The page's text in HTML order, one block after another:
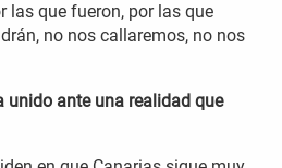
las que fueron, por las que
no nos callaremos, no nos
ante una realidad que